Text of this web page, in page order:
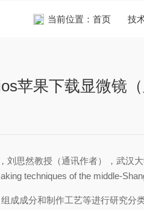
当前位置： 首页 技
苹果下载显微镜
，刘思然教授（通讯作者），
techniques of the middle-Shang
成成分和制作工艺等进行研究分